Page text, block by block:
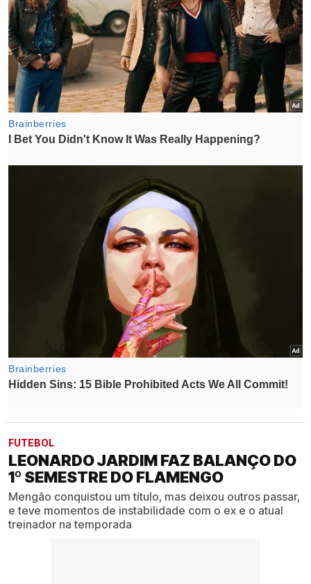
FUTEBOL
LEONARDO JARDIM FAZ BALANÇO DO
1º SEMESTRE DO FLAMENGO
Mengão conquistou um título, mas deixou outros passar,
e teve momentos de instabilidade com o ex e o atual
treinador na temporada